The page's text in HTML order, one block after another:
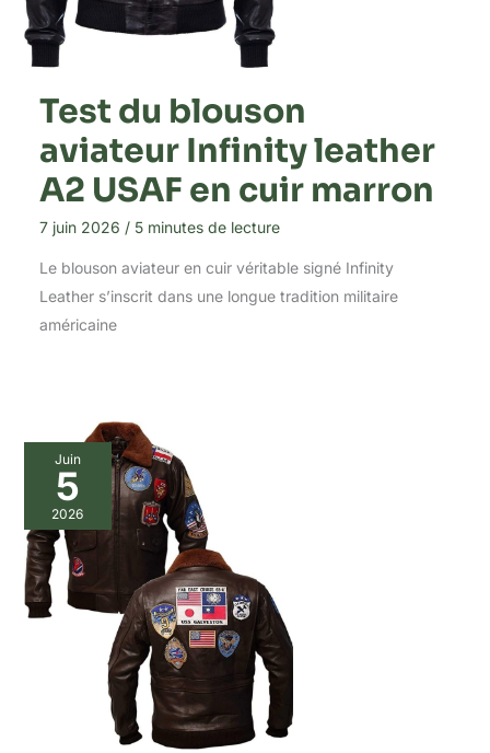
Test du blouson
aviateur Infinity leather
A2 USAF en cuir marron
7 juin 2026 / 5 minutes de lecture
Le blouson aviateur en cuir véritable signé Infinity
Leather s’inscrit dans une longue tradition militaire
américaine
Juin
5
2026